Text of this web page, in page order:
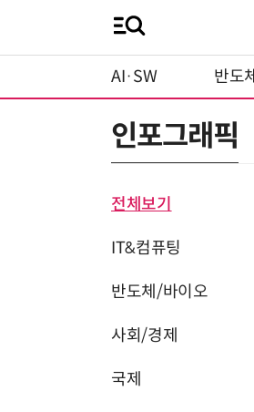
AI·SW 반도체
인포그래픽
전체보기
IT&컴퓨팅
반도체/바이오
사회/경제
국제